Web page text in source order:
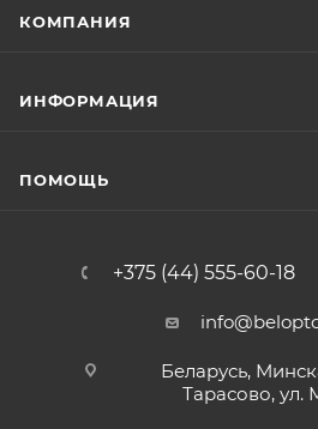
КОМПАНИЯ
ИНФОРМАЦИЯ
ПОМОЩЬ
+375 (44) 555-60-18
Беларусь,
Тарасово, ул.